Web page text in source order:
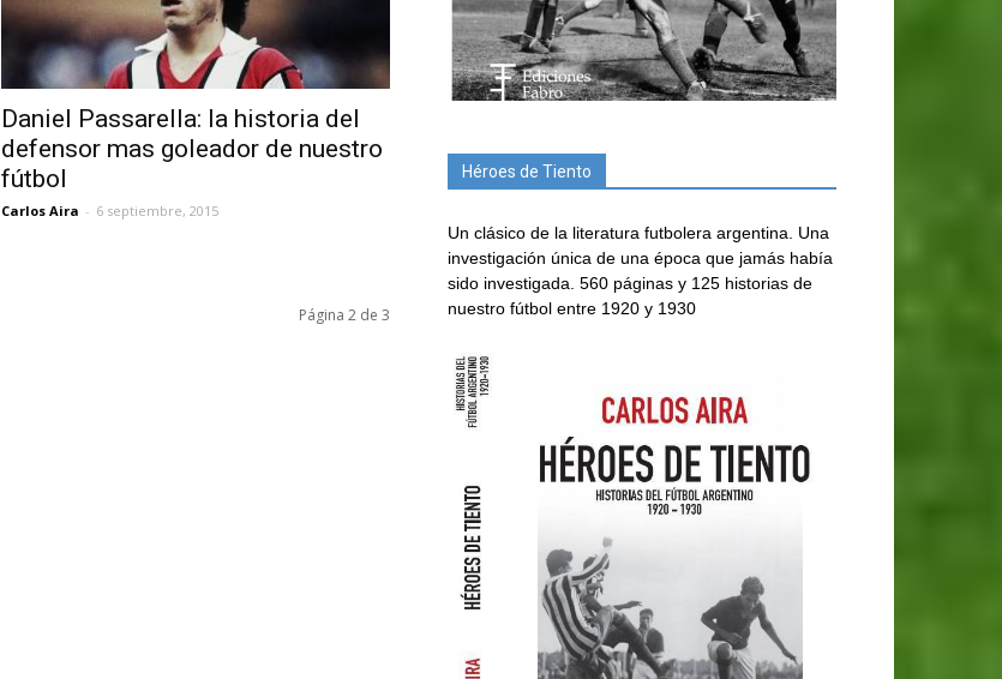
Daniel Passarella: la historia del
defensor mas goleador de nuestro
fútbol
Carlos Aira - 6 septiembre, 2015
Página 2 de 3
Héroes de Tiento
Un clásico de la literatura futbolera argentina. Una
investigación única de una época que jamás había
sido investigada. 560 páginas y 125 historias de
nuestro fútbol entre 1920 y 1930